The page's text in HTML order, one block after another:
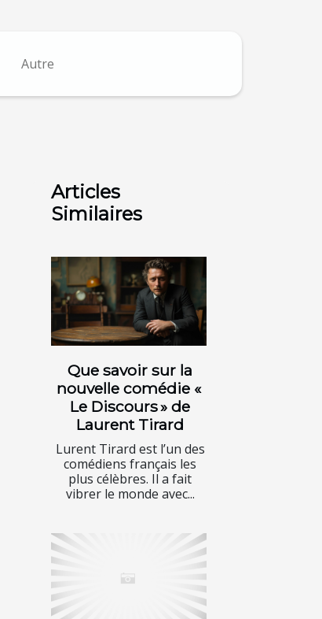
Autre
Articles
Similaires
Que savoir sur la
nouvelle comédie «
Le Discours » de
Laurent Tirard
Lurent Tirard est l’un des
comédiens français les
plus célèbres. Il a fait
vibrer le monde avec...